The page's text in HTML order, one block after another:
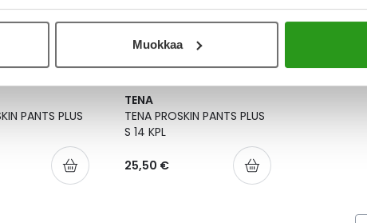
Muokkaa
PANTS PLUS
TENA
TENA PROSKIN PANTS PLUS
S 14 KPL
25,50 €